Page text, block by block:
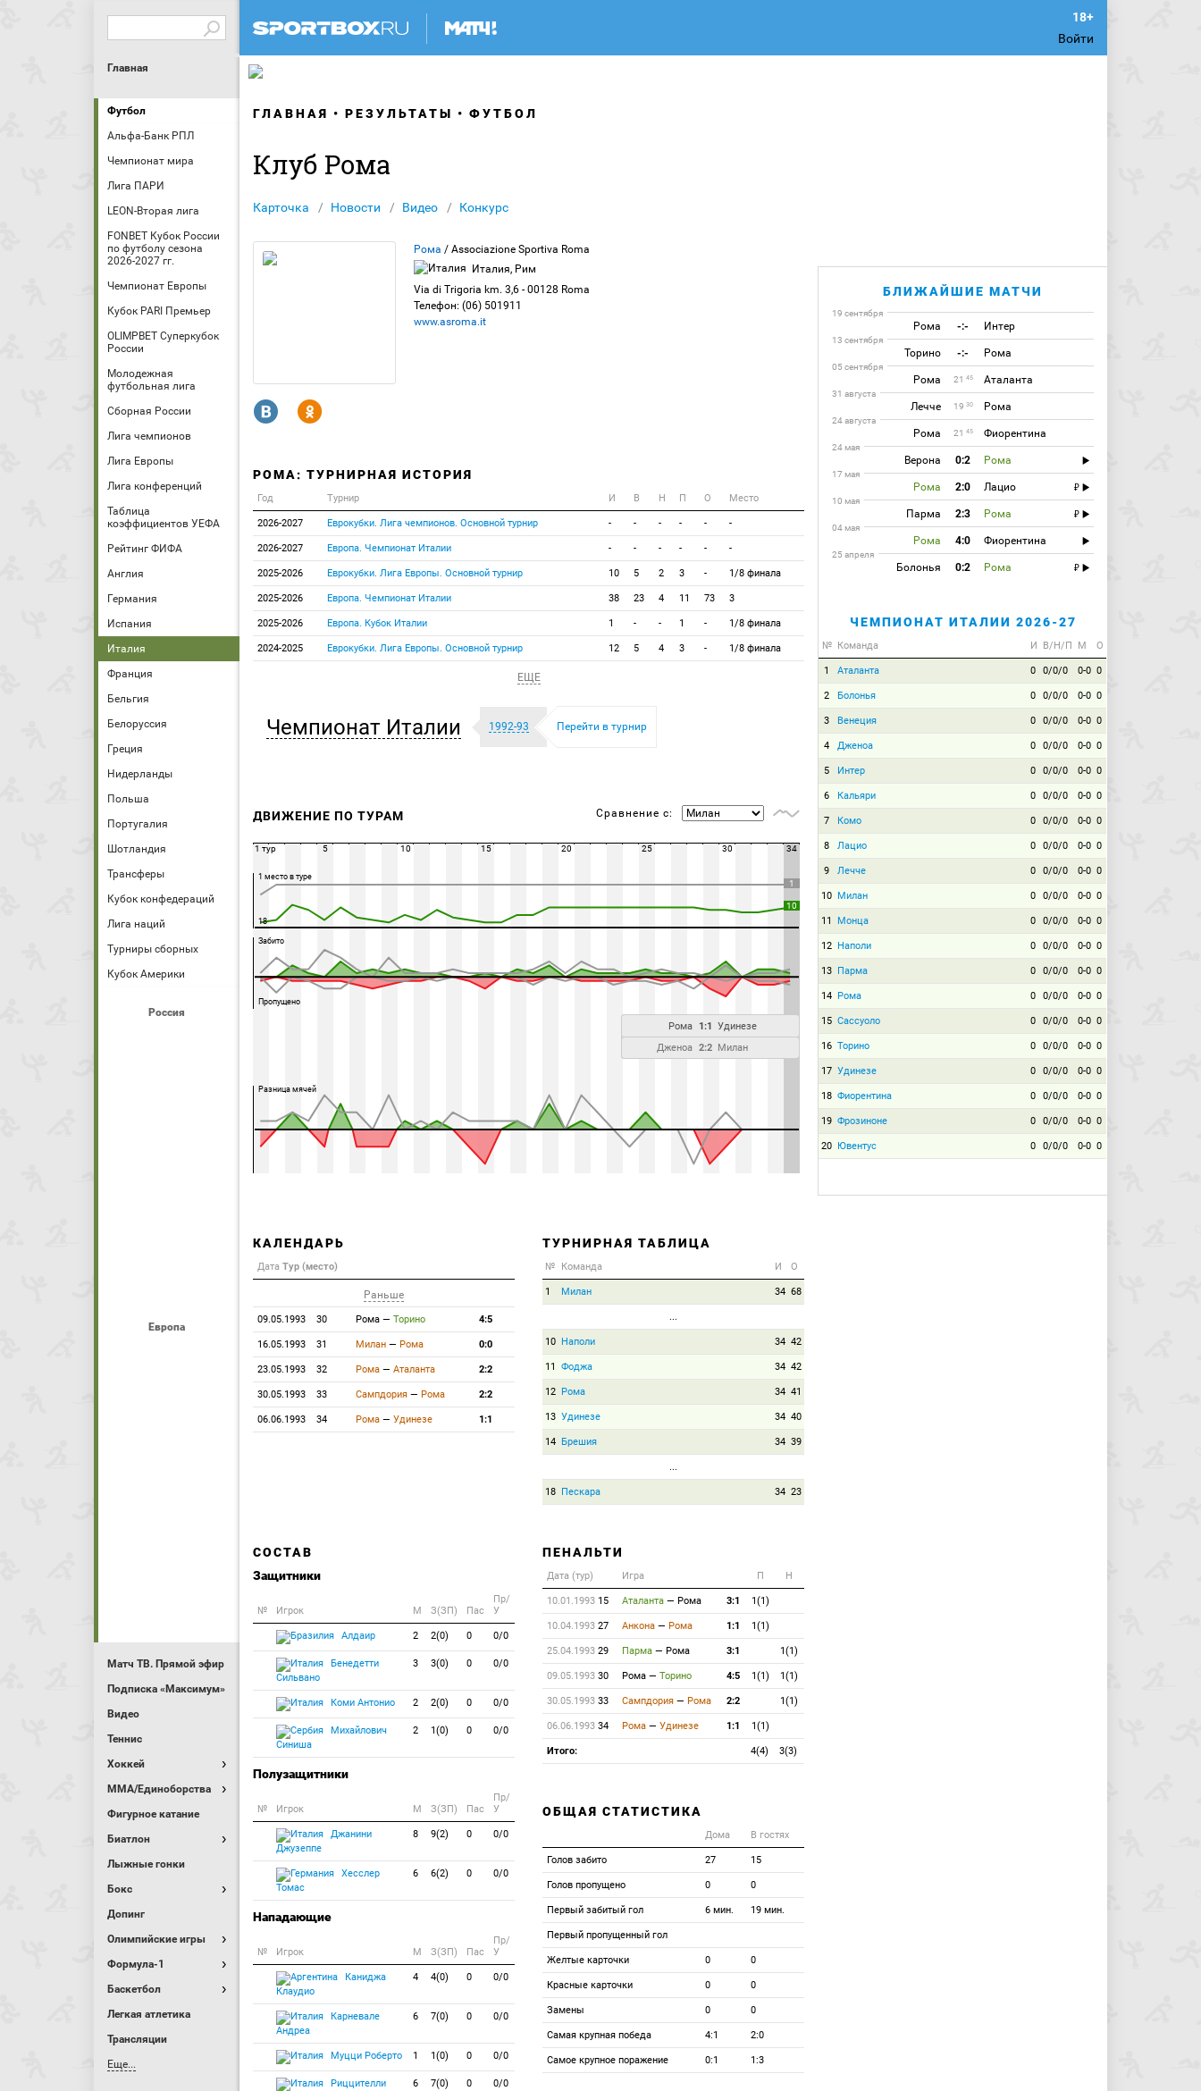
Войти
Главная
Футбол
Альфа-Банк РПЛ
Чемпионат мира
Лига ПАРИ
LEON-Вторая лига
FONBET Кубок России
по футболу сезона
2026-2027 гг.
Чемпионат Европы
Кубок PARI Премьер
OLIMPBET Суперкубок
России
Молодежная
футбольная лига
Сборная России
Лига чемпионов
Лига Европы
Лига конференций
Таблица
коэффициентов УЕФА
Рейтинг ФИФА
Англия
Германия
Испания
Италия
Франция
Бельгия
Белоруссия
Греция
Нидерланды
Польша
Португалия
Шотландия
Трансферы
Кубок конфедераций
Лига наций
Турниры сборных
Кубок Америки
Россия
Европа
Матч ТВ. Прямой эфир
Подписка «Максимум»
Видео
Теннис
Хоккей
MMA/Единоборства
Фигурное катание
Биатлон
Лыжные гонки
Бокс
Допинг
Олимпийские игры
Формула-1
Баскетбол
Легкая атлетика
Трансляции
Еще...
ГЛАВНАЯ РЕЗУЛЬТАТЫ ФУТБОЛ
Клуб Рома
Карточка Новости Видео Конкурс
Рома / Associazione Sportiva Roma
Италия, Рим
Via di Trigoria km. 3,6 - 00128 Roma
Телефон: (06) 501911
www.asroma.it
R Y
РОМА: ТУРНИРНАЯ ИСТОРИЯ
Год Турнир И В Н П О Место
2026-2027 Еврокубки. Лига чемпионов. Основной турнир - - - - - -
2026-2027 Европа. Чемпионат Италии - - - - - -
2025-2026 Еврокубки. Лига Европы. Основной турнир 10 5 2 3 - 1/8 финала
2025-2026 Европа. Чемпионат Италии 38 23 4 11 73 3
2025-2026 Европа. Кубок Италии 1 - - 1 - 1/8 финала
2024-2025 Еврокубки. Лига Европы. Основной турнир 12 5 4 3 - 1/8 финала
ЕЩЕ
Чемпионат Италии 1992-93 Перейти в турнир
ДВИЖЕНИЕ ПО ТУРАМ Сравнение с:
1
10
1 место в туре
18
Забито
Пропущено
Рома 1:1 Удинезе
Дженоа 2:2 Милан
Разница мячей
1 тур 5 10 15 20 25 30 34
КАЛЕНДАРЬ
Дата Тур (место)
Раньше
09.05.1993 30 Рома — Торино 4:5
16.05.1993 31 Милан — Рома 0:0
23.05.1993 32 Рома — Аталанта 2:2
30.05.1993 33 Сампдория — Рома 2:2
06.06.1993 34 Рома — Удинезе 1:1
ТУРНИРНАЯ ТАБЛИЦА
№ Команда И О
1 Милан 34 68
...
10 Наполи 34 42
11 Фоджа 34 42
12 Рома 34 41
13 Удинезе 34 40
14 Брешия 34 39
...
18 Пескара 34 23
СОСТАВ
Защитники
№ Игрок M З(ЗП) Пас
Пр/
У
Алдаир 2 2(0) 0 0/0
Бенедетти
Сильвано
3 3(0) 0 0/0
Коми Антонио 2 2(0) 0 0/0
Михайлович
Синиша
2 1(0) 0 0/0
Полузащитники
№ Игрок M З(ЗП) Пас
Пр/
У
Джанини
Джузеппе
8 9(2) 0 0/0
Хесслер
Томас
6 6(2) 0 0/0
Нападающие
№ Игрок M З(ЗП) Пас
Пр/
У
Каниджа
Клаудио
4 4(0) 0 0/0
Карневале
Андреа
6 7(0) 0 0/0
Муцци Роберто 1 1(0) 0 0/0
Риццителли
6 7(0) 0 0/0
ПЕНАЛЬТИ
Дата (тур) Игра П Н
10.01.199315 Аталанта — Рома 3:1 1(1)
10.04.199327 Анкона — Рома 1:1 1(1)
25.04.199329 Парма — Рома 3:1 1(1)
09.05.199330 Рома — Торино 4:5 1(1) 1(1)
30.05.199333 Сампдория — Рома 2:2 1(1)
06.06.199334 Рома — Удинезе 1:1 1(1)
Итого: 4(4) 3(3)
ОБЩАЯ СТАТИСТИКА
Дома В гостях
Голов забито 27 15
Голов пропущено 0 0
Первый забитый гол 6 мин. 19 мин.
Первый пропущенный гол
Желтые карточки 0 0
Красные карточки 0 0
Замены 0 0
Самая крупная победа 4:1 2:0
Самое крупное поражение 0:1 1:3
БЛИЖАЙШИЕ МАТЧИ
19 сентября
Рома -:- Интер
13 сентября
Торино -:- Рома
05 сентября
Рома 21 45 Аталанта
31 августа
Лечче 19 30 Рома
24 августа
Рома 21 45 Фиорентина
24 мая
Верона 0:2 Рома
17 мая
Рома 2:0 Лацио
10 мая
Парма 2:3 Рома
04 мая
Рома 4:0 Фиорентина
25 апреля
Болонья 0:2 Рома
ЧЕМПИОНАТ ИТАЛИИ 2026-27
№ Команда И В/Н/П М О
1 Аталанта 0 0/0/0 0-0 0
2 Болонья 0 0/0/0 0-0 0
3 Венеция 0 0/0/0 0-0 0
4 Дженоа 0 0/0/0 0-0 0
5 Интер 0 0/0/0 0-0 0
6 Кальяри 0 0/0/0 0-0 0
7 Комо 0 0/0/0 0-0 0
8 Лацио 0 0/0/0 0-0 0
9 Лечче 0 0/0/0 0-0 0
10 Милан 0 0/0/0 0-0 0
11 Монца 0 0/0/0 0-0 0
12 Наполи 0 0/0/0 0-0 0
13 Парма 0 0/0/0 0-0 0
14 Рома 0 0/0/0 0-0 0
15 Сассуоло 0 0/0/0 0-0 0
16 Торино 0 0/0/0 0-0 0
17 Удинезе 0 0/0/0 0-0 0
18 Фиорентина 0 0/0/0 0-0 0
19 Фрозиноне 0 0/0/0 0-0 0
20 Ювентус 0 0/0/0 0-0 0